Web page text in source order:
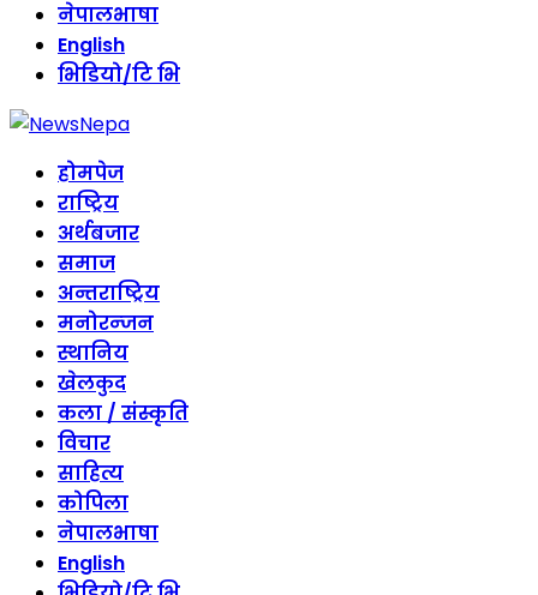
नेपालभाषा
English
भिडियो/टि भि
होमपेज
राष्ट्रिय
अर्थबजार
समाज
अन्तराष्ट्रिय
मनोरन्जन
स्थानिय
खेलकुद
कला / संस्कृति
विचार
साहित्य
कोपिला
नेपालभाषा
English